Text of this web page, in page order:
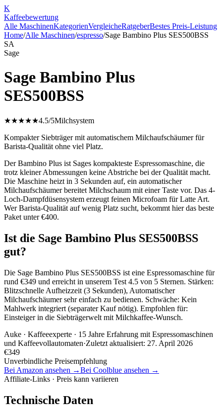
K
Kaffeebewertung
Alle MaschinenKategorienVergleicheRatgeberBestes Preis-Leistung
Home/Alle Maschinen/espresso/Sage Bambino Plus SES500BSS
SA
Sage
Sage Bambino Plus
SES500BSS
★★★★★4.5/5Milchsystem
Kompakter Siebträger mit automatischem Milchaufschäumer für
Barista-Qualität ohne viel Platz.
Der Bambino Plus ist Sages kompakteste Espressomaschine, die
trotz kleiner Abmessungen keine Abstriche bei der Qualität macht.
Die Maschine heizt in 3 Sekunden auf, ein automatischer
Milchaufschäumer bereitet Milchschaum mit einer Taste vor. Das 4-
Loch-Dampfdüsensystem erzeugt feinen Microfoam für Latte Art.
Wer Barista-Qualität auf wenig Platz sucht, bekommt hier das beste
Paket unter €400.
Ist die Sage Bambino Plus SES500BSS
gut?
Die Sage Bambino Plus SES500BSS ist eine Espressomaschine für
rund €349 und erreicht in unserem Test 4.5 von 5 Sternen. Stärken:
Blitzschnelle Aufheizzeit (3 Sekunden), Automatischer
Milchaufschäumer sehr einfach zu bedienen. Schwäche: Kein
Mahlwerk integriert (separater Kauf nötig). Empfohlen für:
Einsteiger in die Siebträgerwelt mit Milchkaffee-Wunsch.
Auke · Kaffeeexperte · 15 Jahre Erfahrung mit Espressomaschinen
und Kaffeevollautomaten·Zuletzt aktualisiert: 27. April 2026
€349
Unverbindliche Preisempfehlung
Bei Amazon ansehen →Bei Coolblue ansehen →
Affiliate-Links · Preis kann variieren
Technische Daten